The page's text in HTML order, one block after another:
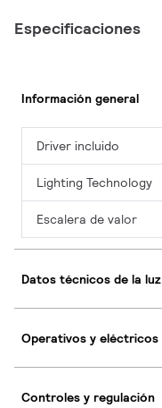
Especificaciones
Información general
Driver incluido
Lighting Technology
Escalera de valor
Datos técnicos de la luz
Operativos y eléctricos
Controles y regulación